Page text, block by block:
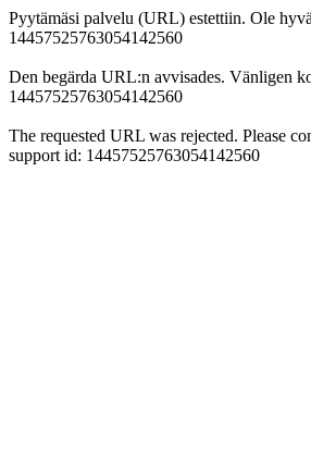
Pyytämäsi palvelu (URL) estettiin. Ole
14457525763054142560
Den begärda URL:n avvisades. Vänligen
14457525763054142560
The requested URL was rejected. Please
support id: 14457525763054142560